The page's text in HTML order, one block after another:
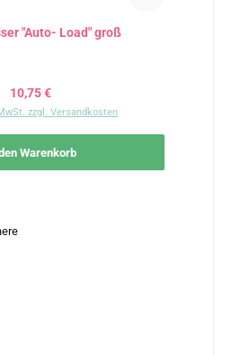
"Auto- Load" groß
Regulärer Preis:
10,75 €
zzgl. Versandkosten
Warenkorb